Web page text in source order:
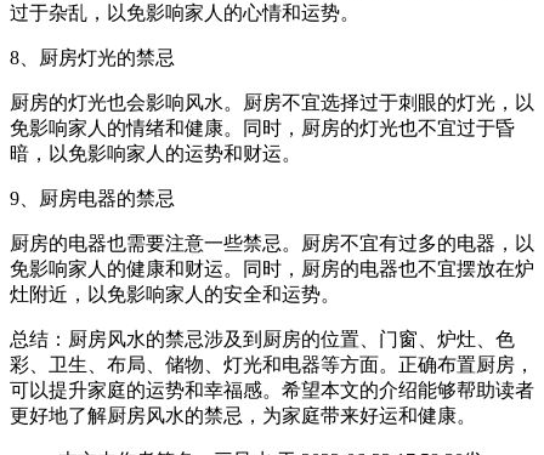
过于杂乱，以免影响家人的心情和运势。
8、厨房灯光的禁忌
厨房的灯光也会影响风水。厨房不宜选择过于刺眼的灯光，以
免影响家人的情绪和健康。同时，厨房的灯光也不宜过于昏
暗，以免影响家人的运势和财运。
9、厨房电器的禁忌
厨房的电器也需要注意一些禁忌。厨房不宜有过多的电器，以
免影响家人的健康和财运。同时，厨房的电器也不宜摆放在炉
灶附近，以免影响家人的安全和运势。
总结：厨房风水的禁忌涉及到厨房的位置、门窗、炉灶、色
彩、卫生、布局、储物、灯光和电器等方面。正确布置厨房，
可以提升家庭的运势和幸福感。希望本文的介绍能够帮助读者
更好地了解厨房风水的禁忌，为家庭带来好运和健康。